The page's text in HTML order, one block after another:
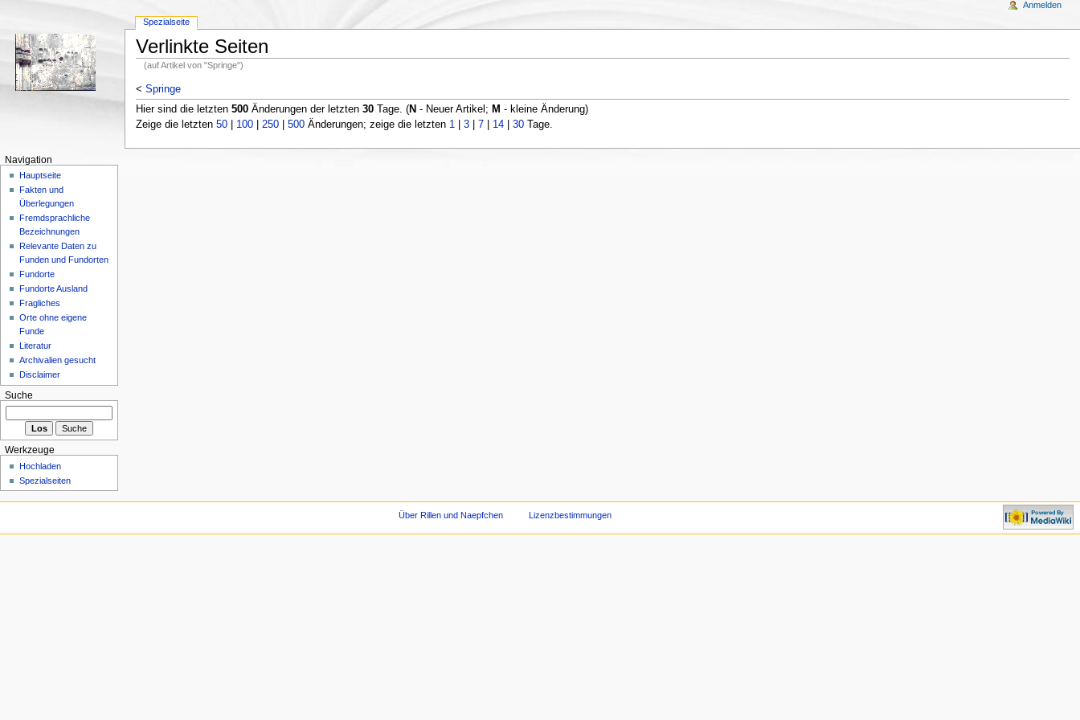
Verlinkte Seiten
(auf Artikel von "Springe")
< Springe
Hier sind die letzten 500Änderungen der letzten 30Tage. (N - Neuer Artikel; M - kleine Änderung)
Zeige die letzten 50| 100| 250| 500Änderungen; zeige die letzten 1| 3| 7| 14| 30Tage.
Spezialseite
Anmelden
Navigation
Hauptseite
Fakten und
Überlegungen
Fremdsprachliche
Bezeichnungen
Relevante Daten zu
Funden und Fundorten
Fundorte
Fundorte Ausland
Fragliches
Orte ohne eigene
Funde
Literatur
Archivalien gesucht
Disclaimer
Suche
Werkzeuge
Hochladen
Spezialseiten
Über Rillen und Naepfchen Lizenzbestimmungen